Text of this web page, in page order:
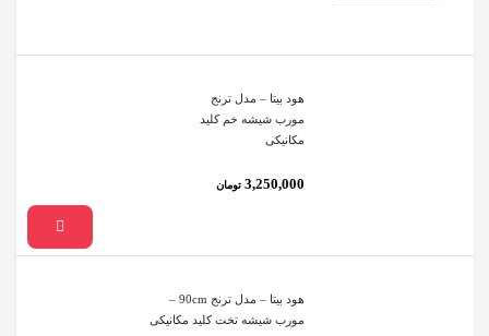
هود بیتا – مدل ترنج
مورب شیشه خم کلید
مکانیکی
3,250,000 تومان
هود بیتا – مدل ترنج 90cm –
مورب شیشه تخت کلید مکانیکی